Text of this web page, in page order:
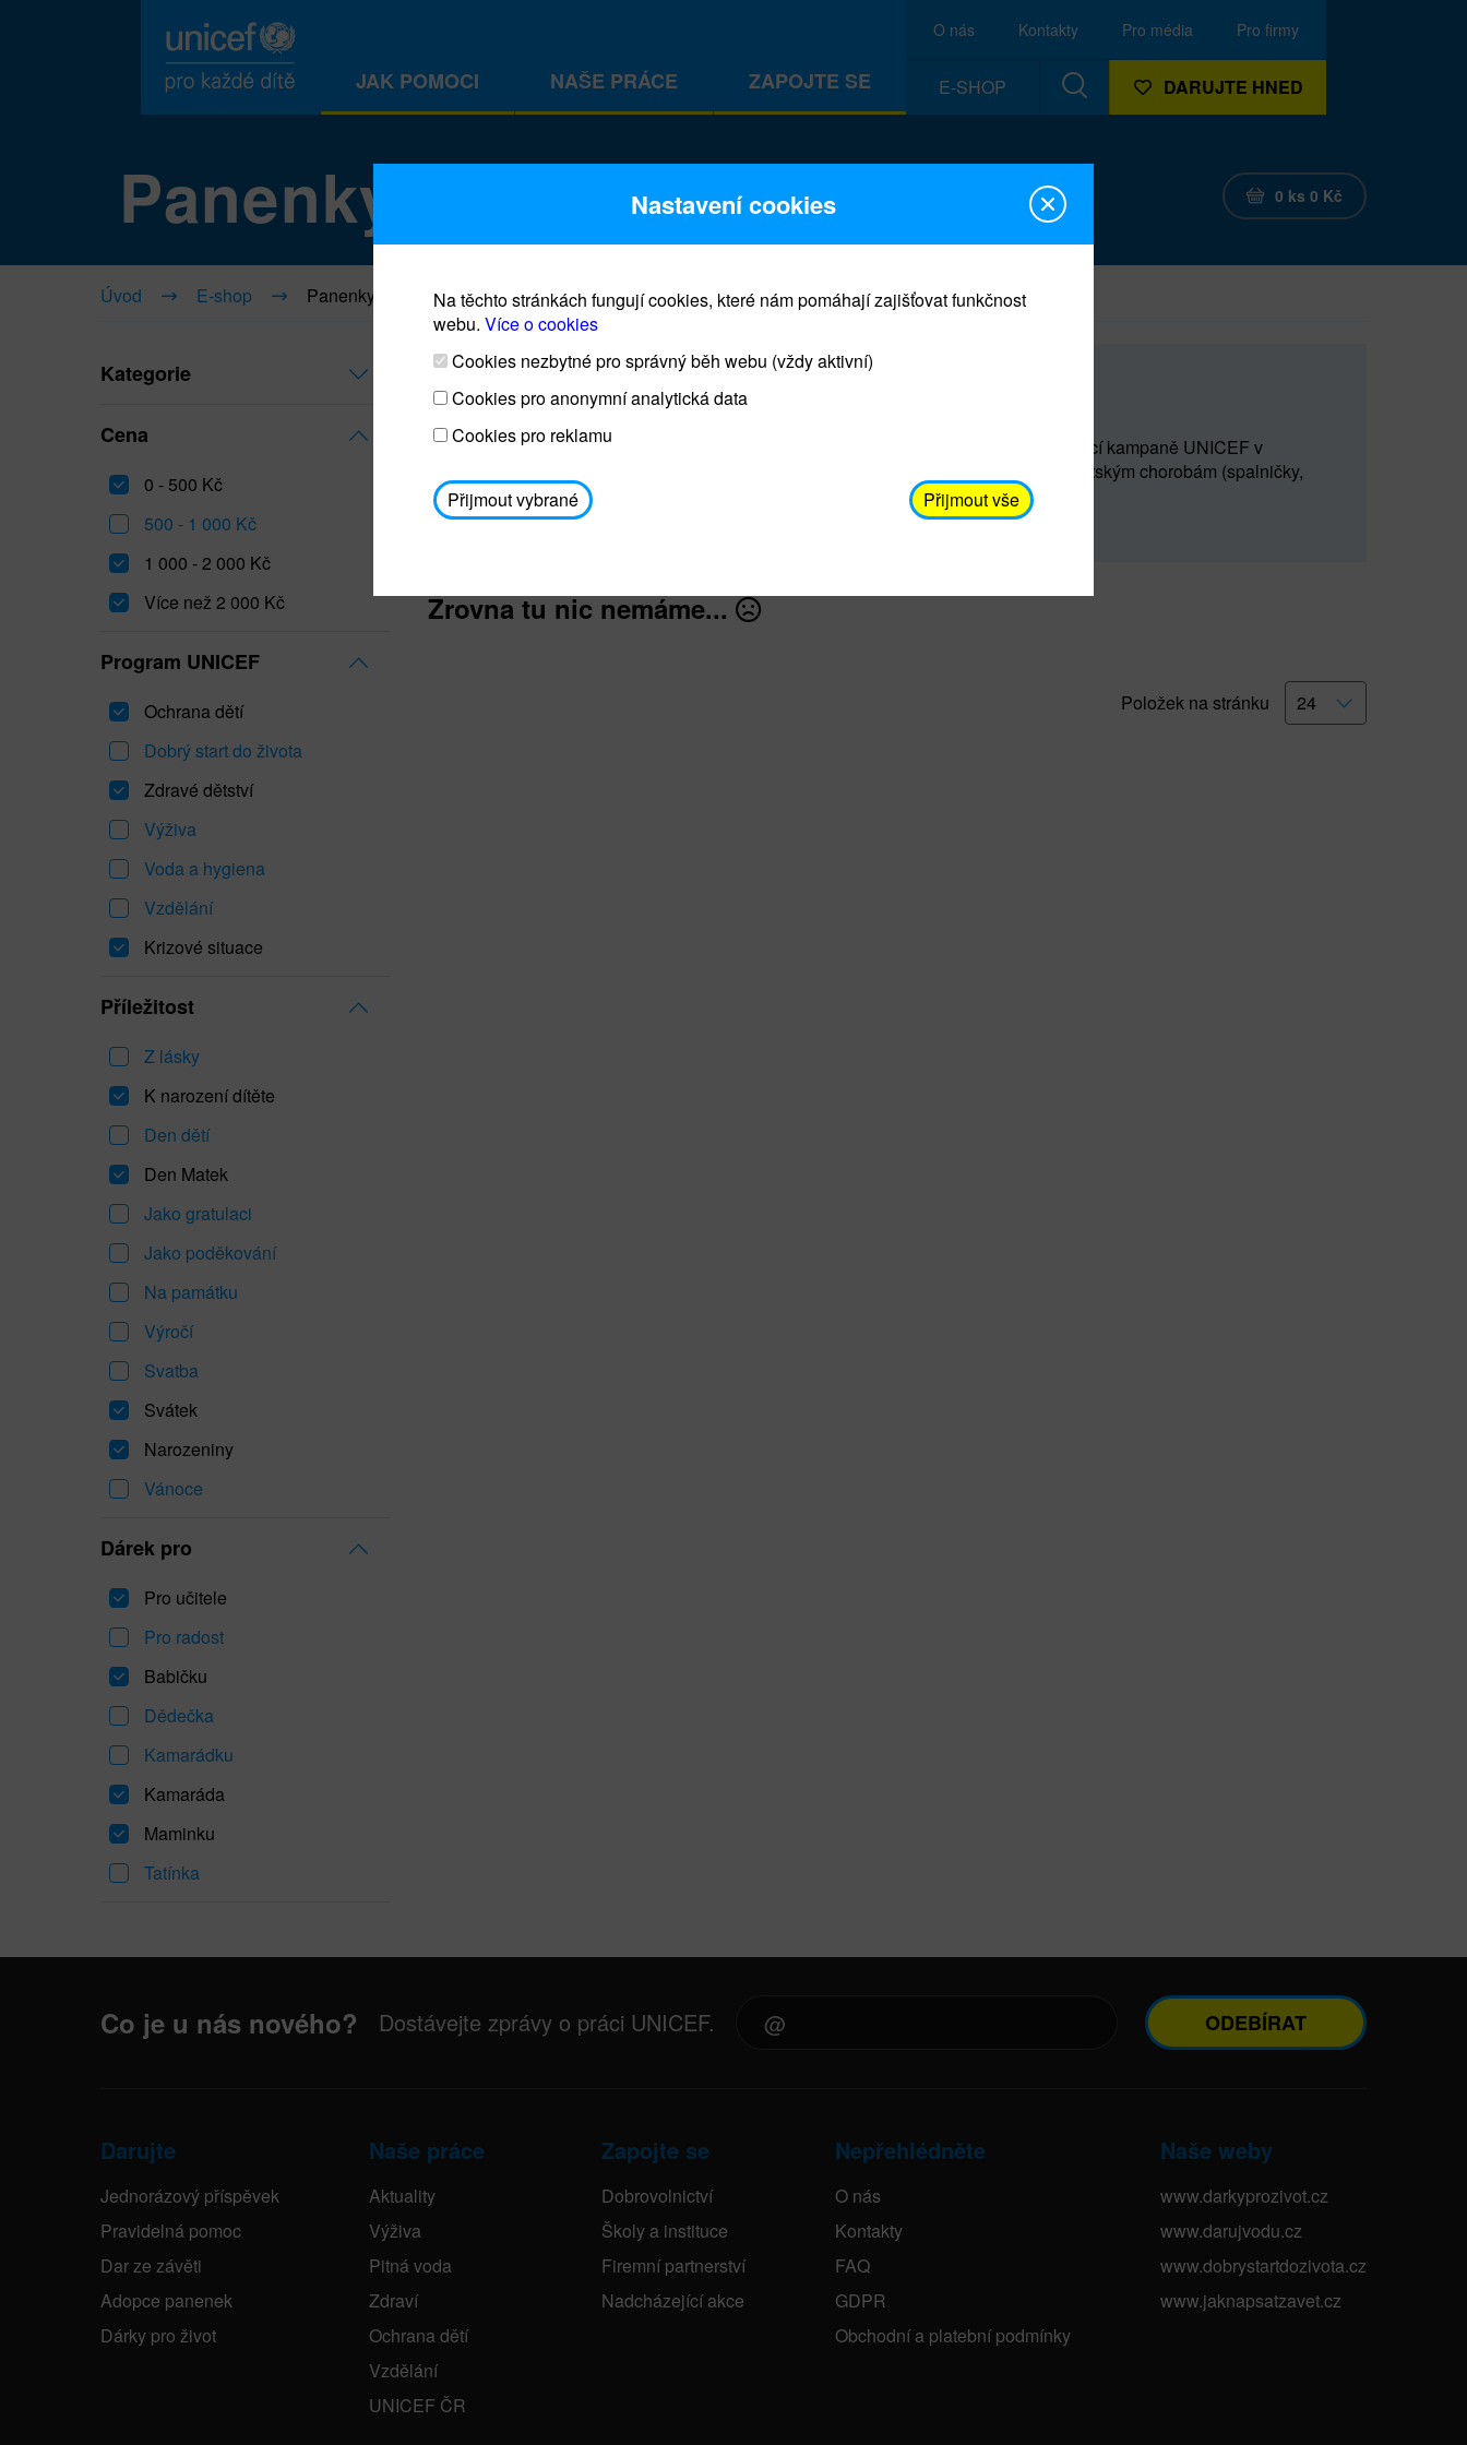
JAK POMOCI NAŠE PRÁCE ZAPOJTE SE
O nás Kontakty Pro média Pro firmy
E-SHOP DARUJTE HNED
Panenky 0 ks 0 Kč
Úvod E-shop Panenky
Kategorie
Cena
0 - 500 Kč
500 - 1 000 Kč
1 000 - 2 000 Kč
Více než 2 000 Kč
Program UNICEF
Ochrana dětí
Dobrý start do života
Zdravé dětství
Výživa
Voda a hygiena
Vzdělání
Krizové situace
Příležitost
Z lásky
K narození dítěte
Den dětí
Den Matek
Jako gratulaci
Jako poděkování
Na památku
Výročí
Svatba
Svátek
Narozeniny
Vánoce
Dárek pro
Pro učitele
Pro radost
Babičku
Dědečka
Kamarádku
Kamaráda
Maminku
Tatínka
Adoptuj panenku a zachráníš dítě
Každá panenka představuje jedno dítě, které bude v rámci očkovací kampaně UNICEF v
rozvojových zemích proočkováno proti šesti hlavním smrtelným dětským chorobám (spalničky,
záškrt, černý kašel, tetanus, tuberkulóza, dětská obrna).Číst dále
Zrovna tu nic nemáme...
Položek na stránku
Co je u nás nového? Dostávejte zprávy o práci UNICEF. ODEBÍRAT
Darujte
Jednorázový příspěvek
Pravidelná pomoc
Dar ze závěti
Adopce panenek
Dárky pro život
Naše práce
Aktuality
Výživa
Pitná voda
Zdraví
Ochrana dětí
Vzdělání
UNICEF ČR
Zapojte se
Dobrovolnictví
Školy a instituce
Firemní partnerství
Nadcházející akce
Nepřehlédněte
O nás
Kontakty
FAQ
GDPR
Obchodní a platební podmínky
Naše weby
www.darkyprozivot.cz
www.darujvodu.cz
www.dobrystartdozivota.cz
www.jaknapsatzavet.cz
Nastavení cookies
Na těchto stránkách fungují cookies, které nám pomáhají zajišťovat funkčnost
webu. Více o cookies
Cookies nezbytné pro správný běh webu (vždy aktivní)
Cookies pro anonymní analytická data
Cookies pro reklamu
Přijmout vybrané Přijmout vše